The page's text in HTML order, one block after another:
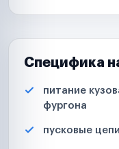
Специфика
питание
фургона
пусковые